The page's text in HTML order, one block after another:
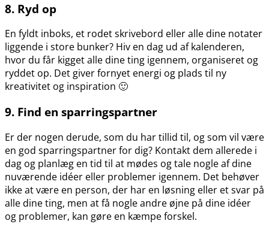
8. Ryd op
En fyldt inboks, et rodet skrivebord eller alle dine notater
liggende i store bunker? Hiv en dag ud af kalenderen,
hvor du får kigget alle dine ting igennem, organiseret og
ryddet op. Det giver fornyet energi og plads til ny
kreativitet og inspiration 🙂
9. Find en sparringspartner
Er der nogen derude, som du har tillid til, og som vil være
en god sparringspartner for dig? Kontakt dem allerede i
dag og planlæg en tid til at mødes og tale nogle af dine
nuværende idéer eller problemer igennem. Det behøver
ikke at være en person, der har en løsning eller et svar på
alle dine ting, men at få nogle andre øjne på dine idéer
og problemer, kan gøre en kæmpe forskel.